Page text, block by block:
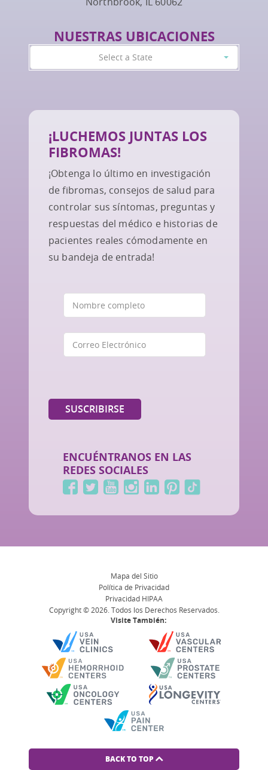
NUESTRAS UBICACIONES
Select a State
¡LUCHEMOS JUNTAS LOS
FIBROMAS!
¡Obtenga lo último en investigación
de fibromas, consejos de salud para
controlar sus síntomas, preguntas y
respuestas del médico e historias de
pacientes reales cómodamente en
su bandeja de entrada!
ENCUÉNTRANOS EN LAS
REDES SOCIALES
Mapa del Sitio
Política de Privacidad
Privacidad HIPAA
Copyright © 2026. Todos los Derechos Reservados.
Visite También:
BACK TO TOP